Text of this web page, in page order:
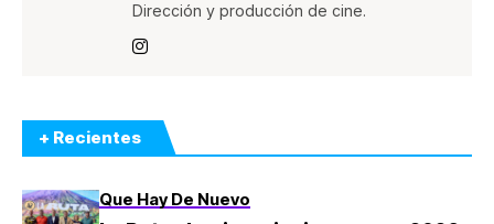
Dirección y producción de cine.
+ Recientes
Que Hay De Nuevo